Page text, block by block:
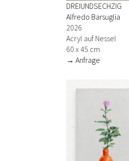
DREIUNDSECHZIG
Alfredo Barsuglia
2026
Acryl auf Nessel
60 x 45 cm
→ Anfrage